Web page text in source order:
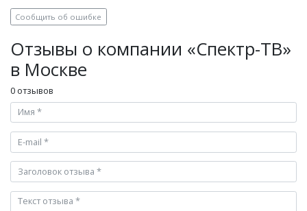
Сообщить об ошибке
Отзывы о компании «Спектр-ТВ»
в Москве
0 отзывов